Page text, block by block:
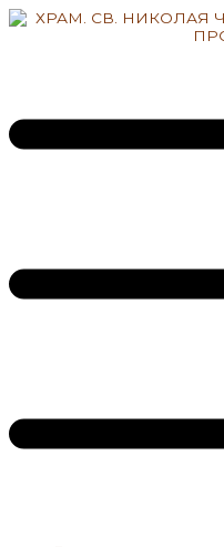
Перейти